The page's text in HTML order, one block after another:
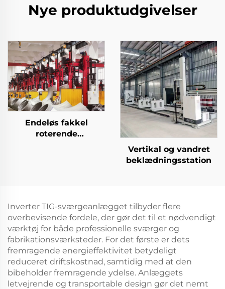
Nye produktudgivelser
Endeløs fakkel
roterende
Vertikal og vandret
beklædningsstation
Inverter TIG-sværgeanlægget tilbyder flere
overbevisende fordele, der gør det til et nødvendigt
værktøj for både professionelle sværger og
fabrikationsværksteder. For det første er dets
fremragende energieffektivitet betydeligt
reduceret driftskostnad, samtidig med at den
bibeholder fremragende ydelse. Anlæggets
letvejrende og transportable design gør det nemt